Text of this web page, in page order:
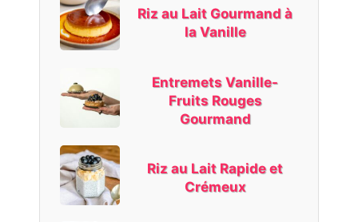
Riz au Lait Gourmand à
la Vanille
Entremets Vanille-
Fruits Rouges
Gourmand
Riz au Lait Rapide et
Crémeux